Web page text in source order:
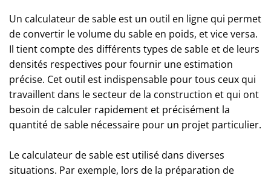
Un calculateur de sable est un outil en ligne qui permet
de convertir le volume du sable en poids, et vice versa.
Il tient compte des différents types de sable et de leurs
densités respectives pour fournir une estimation
précise. Cet outil est indispensable pour tous ceux qui
travaillent dans le secteur de la construction et qui ont
besoin de calculer rapidement et précisément la
quantité de sable nécessaire pour un projet particulier.
Le calculateur de sable est utilisé dans diverses
situations. Par exemple, lors de la préparation de